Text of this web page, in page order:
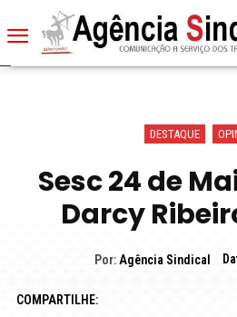
DESTAQUE
Sesc 24 de
Darcy
Por: Agência Sindical
COMPARTILHE: